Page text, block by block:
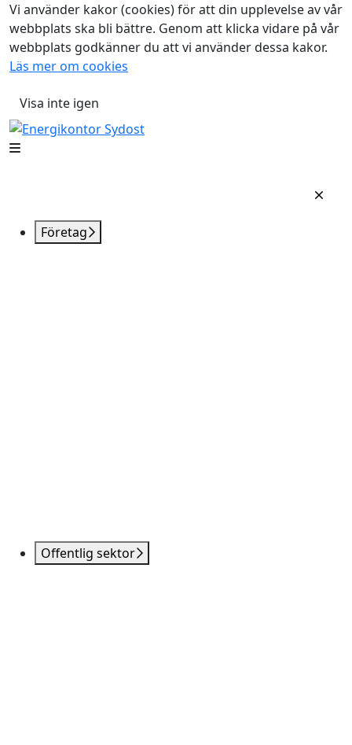
Vi använder kakor (cookies) för att din upplevelse av vår
webbplats ska bli bättre. Genom att klicka vidare på vår
webbplats godkänner du att vi använder dessa kakor.
Läs mer om cookies
Visa inte igen
Företag
Offentlig sektor